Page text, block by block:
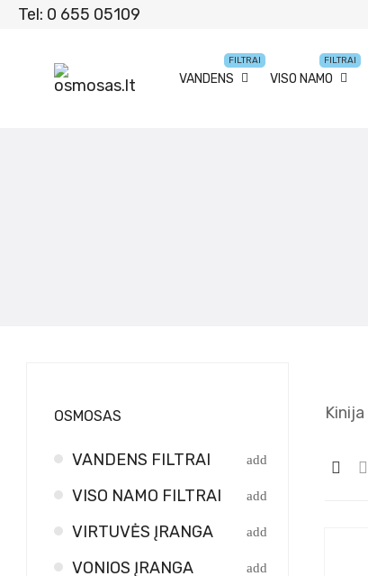
Tel: 0 655 05109
VANDENS
FILTRAI
VISO NAMO
FILTRAI
OSMOSAS
VANDENS FILTRAI
VISO NAMO FILTRAI
VIRTUVĖS ĮRANGA
VONIOS ĮRANGA
Kinija